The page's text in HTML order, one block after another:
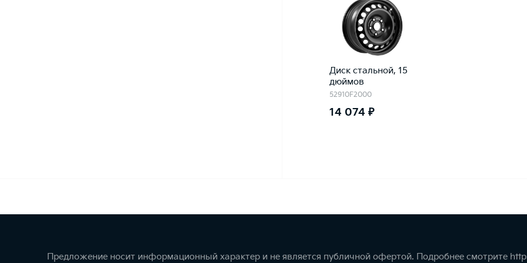
Диск стальной, 15
дюймов
52910F2000
14 074 ₽
Предложение носит информационный характер и не является публичной офертой. Подробнее смотрите